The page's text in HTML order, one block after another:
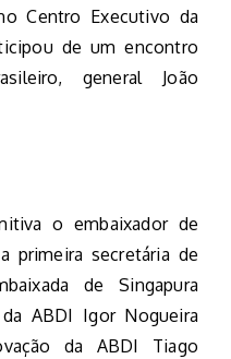
Centro Executivo da
de um encontro
general João
o embaixador de
primeira secretária de
de Singapura
ABDI Igor Nogueira
da ABDI Tiago